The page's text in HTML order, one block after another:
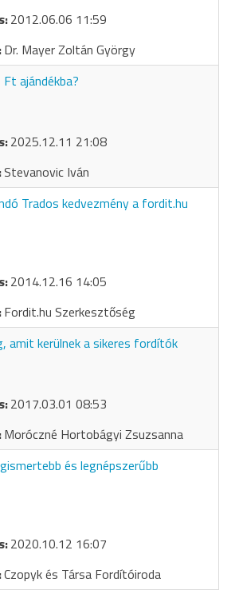
2012.06.06 11:59
Dr. Mayer Zoltán György
ajándékba?
2025.12.11 21:08
Stevanovic Iván
Trados kedvezmény a fordit.hu
2014.12.16 14:05
Fordit.hu Szerkesztőség
amit kerülnek a sikeres fordítók
2017.03.01 08:53
Moróczné Hortobágyi Zsuzsanna
és legnépszerűbb
2020.10.12 16:07
Czopyk és Társa Fordítóiroda